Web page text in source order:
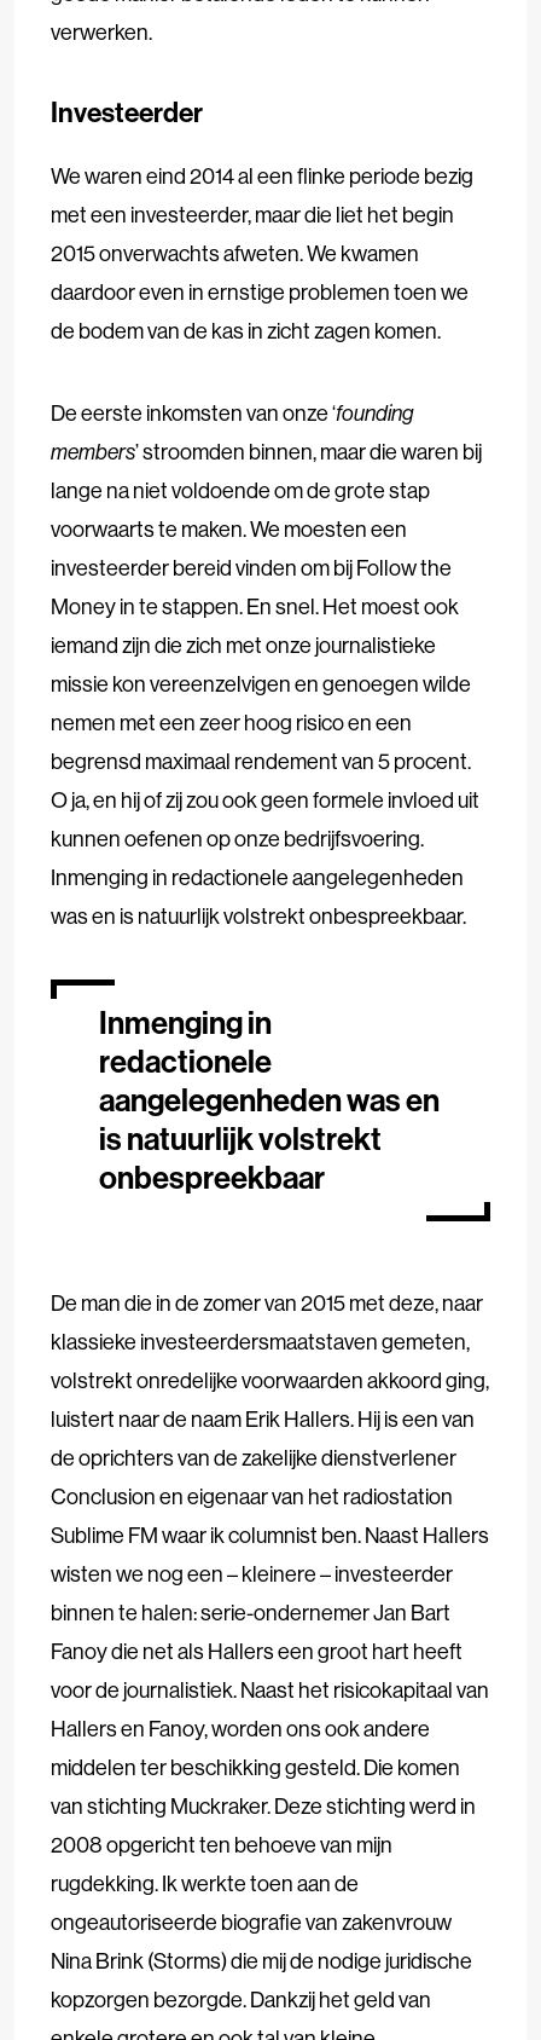
verwerken.
Investeerder
We waren eind 2014 al een flinke periode bezig
met een investeerder, maar die liet het begin
2015 onverwachts afweten. We kwamen
daardoor even in ernstige problemen toen we
de bodem van de kas in zicht zagen komen.
De eerste inkomsten van onze ‘founding
members’ stroomden binnen, maar die waren bij
lange na niet voldoende om de grote stap
voorwaarts te maken. We moesten een
investeerder bereid vinden om bij Follow the
Money in te stappen. En snel. Het moest ook
iemand zijn die zich met onze journalistieke
missie kon vereenzelvigen en genoegen wilde
nemen met een zeer hoog risico en een
begrensd maximaal rendement van 5 procent.
O ja, en hij of zij zou ook geen formele invloed uit
kunnen oefenen op onze bedrijfsvoering.
Inmenging in redactionele aangelegenheden
was en is natuurlijk volstrekt onbespreekbaar.
Inmenging in
redactionele
aangelegenheden was en
is natuurlijk volstrekt
onbespreekbaar
De man die in de zomer van 2015 met deze, naar
klassieke investeerdersmaatstaven gemeten,
volstrekt onredelijke voorwaarden akkoord ging,
luistert naar de naam Erik Hallers. Hij is een van
de oprichters van de zakelijke dienstverlener
Conclusion en eigenaar van het radiostation
Sublime FM waar ik columnist ben. Naast Hallers
wisten we nog een – kleinere – investeerder
binnen te halen: serie-ondernemer Jan Bart
Fanoy die net als Hallers een groot hart heeft
voor de journalistiek. Naast het risicokapitaal van
Hallers en Fanoy, worden ons ook andere
middelen ter beschikking gesteld. Die komen
van stichting Muckraker. Deze stichting werd in
2008 opgericht ten behoeve van mijn
rugdekking. Ik werkte toen aan de
ongeautoriseerde biografie van zakenvrouw
Nina Brink (Storms) die mij de nodige juridische
kopzorgen bezorgde. Dankzij het geld van